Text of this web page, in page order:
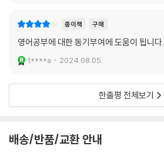
종이책 구매
영어공부에 대한 동기부여에 도움이 됩니다.
t****a 2024.08.05.
한줄평 전체보기
배송/반품/교환 안내